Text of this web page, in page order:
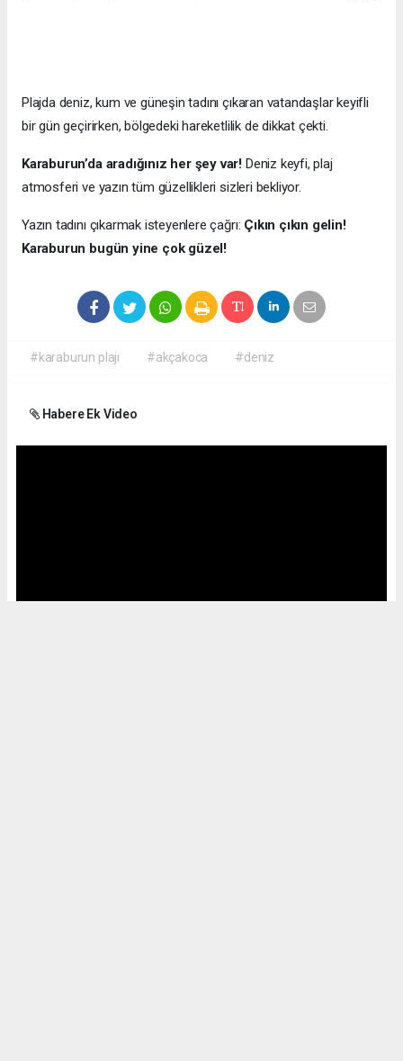
Plajda deniz, kum ve güneşin tadını çıkaran vatandaşlar keyifli
bir gün geçirirken, bölgedeki hareketlilik de dikkat çekti.
Karaburun’da aradığınız her şey var! Deniz keyfi, plaj
atmosferi ve yazın tüm güzellikleri sizleri bekliyor.
Yazın tadını çıkarmak isteyenlere çağrı: Çıkın çıkın gelin!
Karaburun bugün yine çok güzel!
#karaburun plajı #akçakoca #deniz
Habere Ek Video